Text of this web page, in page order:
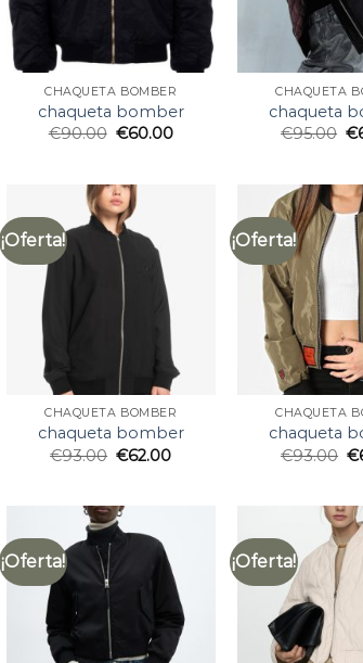
CHAQUETA BOMBER
chaqueta bomber
€90.00 €60.00
CHAQUETA
chaqueta
€95.00 €
¡Oferta!
CHAQUETA BOMBER
chaqueta bomber
€93.00 €62.00
¡Oferta!
CHAQUETA
chaqueta
€93.00 €
¡Oferta! ¡Oferta!